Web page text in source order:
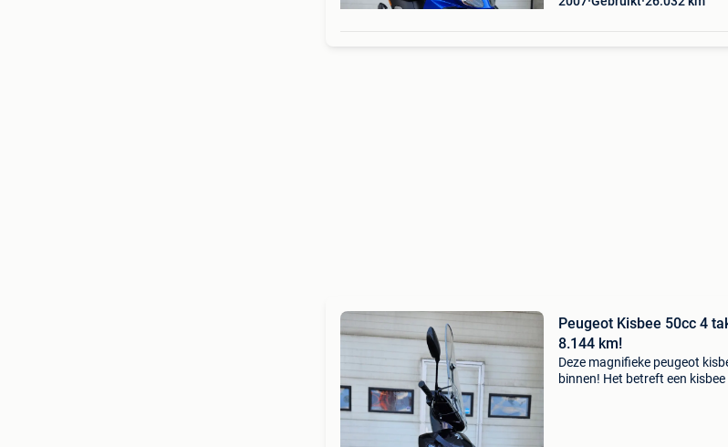
Peugeot Kisbee 50cc 4
8.144 km!
Deze magnifieke peugeot
binnen! Het betreft een